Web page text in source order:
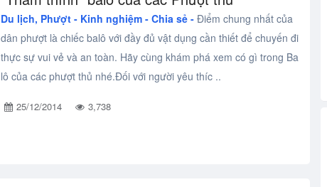
Du lịch, Phượt - Kinh nghiệm - Chia sẻ - Điểm chung nhất của
dân phượt là chiếc balô với đầy đủ vật dụng cần thiết để chuyến đi
thực sự vui vẻ và an toàn. Hãy cùng khám phá xem có gì trong Ba
lô của các phượt thủ nhé.Đối với người yêu thíc ..
25/12/2014 3,738